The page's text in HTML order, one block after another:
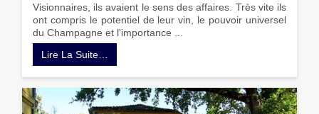
Visionnaires, ils avaient le sens des affaires. Très vite ils
ont compris le potentiel de leur vin, le pouvoir universel
du Champagne et l'importance ...
Lire La Suite…